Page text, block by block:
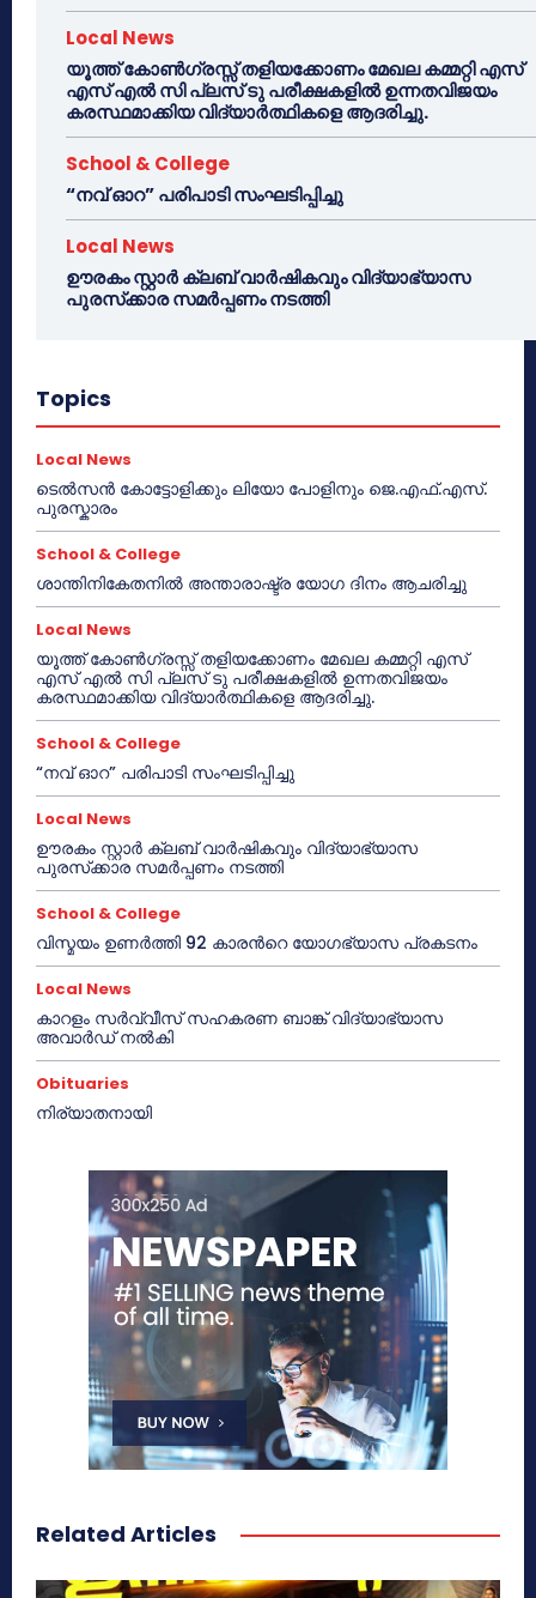
Local News
യൂത്ത് കോൺഗ്രസ്സ് തളിയക്കോണം മേഖല കമ്മറ്റി എസ്
എസ് എൽ സി പ്ലസ് ടു പരീക്ഷകളിൽ ഉന്നതവിജയം
കരസ്ഥമാക്കിയ വിദ്യാർത്ഥികളെ ആദരിച്ചു.
School & College
“നവ് ഓറ” പരിപാടി സംഘടിപ്പിച്ചു
Local News
ഊരകം സ്റ്റാർ ക്ലബ് വാർഷികവും വിദ്യാഭ്യാസ
പുരസ്‌ക്കാര സമർപ്പണം നടത്തി
Topics
Local News
ടെൽസൻ കോട്ടോളിക്കും ലിയോ പോളിനും ജെ.എഫ്.എസ്.
പുരസ്കാരം
School & College
ശാന്തിനികേതനിൽ അന്താരാഷ്ട്ര യോഗ ദിനം ആചരിച്ചു
Local News
യൂത്ത് കോൺഗ്രസ്സ് തളിയക്കോണം മേഖല കമ്മറ്റി എസ്
എസ് എൽ സി പ്ലസ് ടു പരീക്ഷകളിൽ ഉന്നതവിജയം
കരസ്ഥമാക്കിയ വിദ്യാർത്ഥികളെ ആദരിച്ചു.
School & College
“നവ് ഓറ” പരിപാടി സംഘടിപ്പിച്ചു
Local News
ഊരകം സ്റ്റാർ ക്ലബ് വാർഷികവും വിദ്യാഭ്യാസ
പുരസ്‌ക്കാര സമർപ്പണം നടത്തി
School & College
വിസ്മയം ഉണർത്തി 92 കാരൻറെ യോഗഭ്യാസ പ്രകടനം
Local News
കാറളം സർവ്വീസ് സഹകരണ ബാങ്ക് വിദ്യാഭ്യാസ
അവാർഡ് നൽകി
Obituaries
നിര്യാതനായി
Related Articles